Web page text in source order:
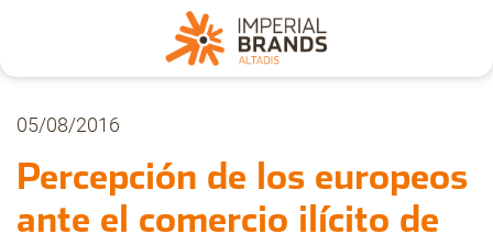
Nosotros
Secciones
05/08/2016
Percepción de los europeos
ante el comercio ilícito de